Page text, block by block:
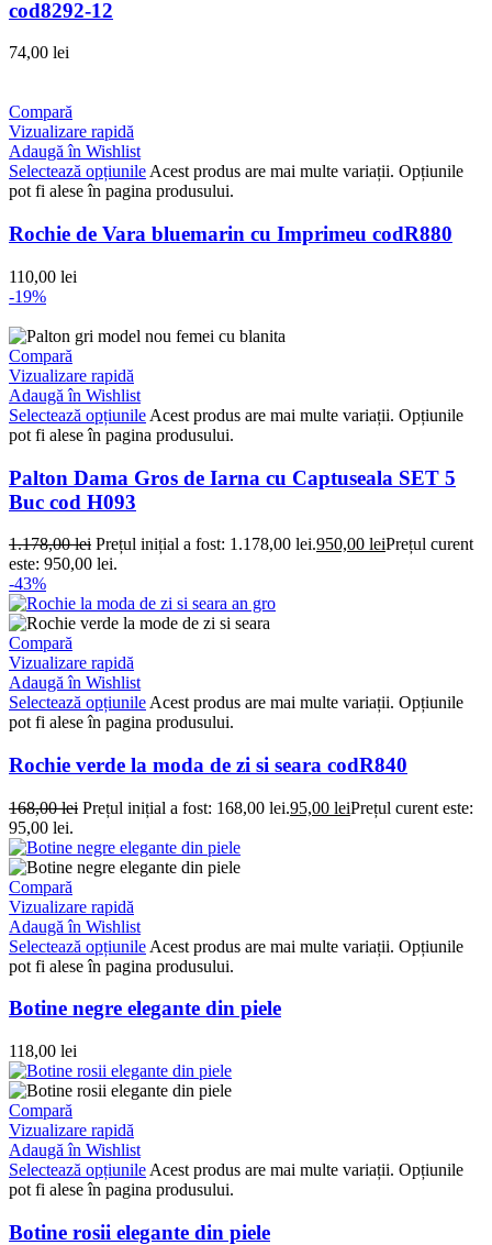
cod8292-12
74,00 lei
Compară
Vizualizare rapidă
Adaugă în Wishlist
Selectează opțiunileAcest produs are mai multe variații. Opțiunile
pot fi alese în pagina produsului.
Rochie de Vara bluemarin cu Imprimeu codR880
110,00 lei
-19%
Compară
Vizualizare rapidă
Adaugă în Wishlist
Selectează opțiunile Acest produs are mai multe variații. Opțiunile
pot fi alese în pagina produsului.
Palton Dama Gros de Iarna cu Captuseala SET 5
Buc cod H093
1.178,00lei Prețul inițial a fost: 1.178,00 lei.950,00 leiPrețul curent
este: 950,00 lei.
-43%
Compară
Vizualizare rapidă
Adaugă în Wishlist
Selectează opțiunile Acest produs are mai multe variații. Opțiunile
pot fi alese în pagina produsului.
Rochie verde la moda de zi si seara codR840
168,00lei Prețul inițial a fost: 168,00 lei.95,00 leiPrețul curent este:
95,00 lei.
Compară
Vizualizare rapidă
Adaugă în Wishlist
Selectează opțiunile Acest produs are mai multe variații. Opțiunile
pot fi alese în pagina produsului.
Botine negre elegante din piele
118,00 lei
Compară
Vizualizare rapidă
Adaugă în Wishlist
Selectează opțiunile Acest produs are mai multe variații. Opțiunile
pot fi alese în pagina produsului.
Botine rosii elegante din piele